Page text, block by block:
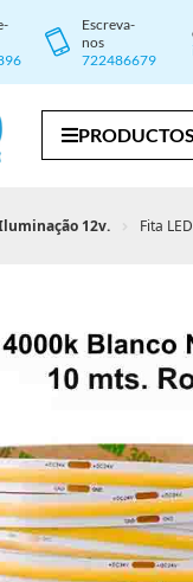
Escreva-
nos
722486679
PRODUCTOS
12v. Fita